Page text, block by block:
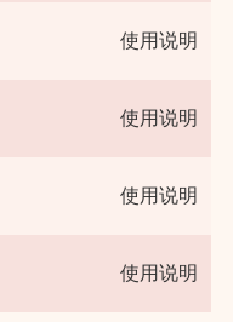
使用说明
使用说明
使用说明
使用说明